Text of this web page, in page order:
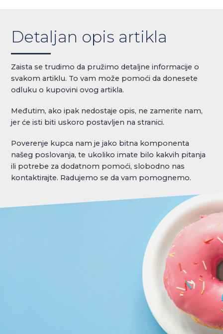
Detaljan opis artikla
Zaista se trudimo da pružimo detaljne informacije o
svakom artiklu. To vam može pomoći da donesete
odluku o kupovini ovog artikla.
Međutim, ako ipak nedostaje opis, ne zamerite nam,
jer će isti biti uskoro postavljen na stranici.
Poverenje kupca nam je jako bitna komponenta
našeg poslovanja, te ukoliko imate bilo kakvih pitanja
ili potrebe za dodatnom pomoći, slobodno nas
kontaktirajte. Radujemo se da vam pomognemo.